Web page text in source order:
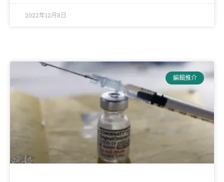
2022年12月8日
編輯推介